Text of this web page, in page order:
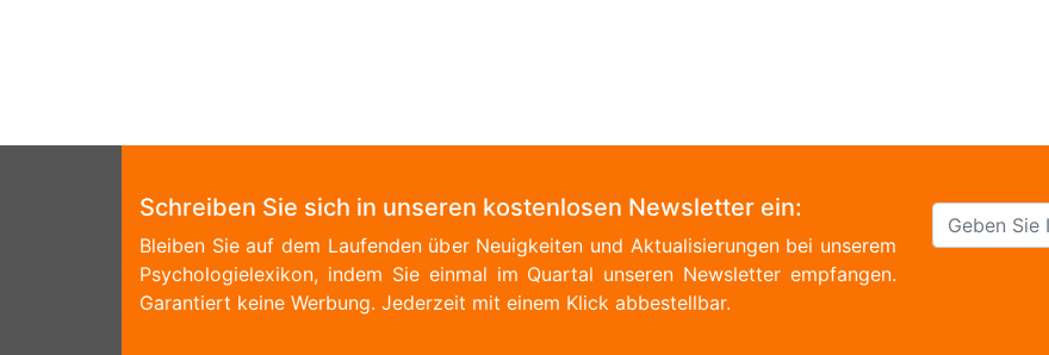
Schreiben Sie sich in unseren kostenlosen Newsletter ein:
Bleiben Sie auf dem Laufenden über Neuigkeiten und Aktualisierungen bei unserem
Psychologielexikon, indem Sie einmal im Quartal unseren Newsletter empfangen.
Garantiert keine Werbung. Jederzeit mit einem Klick abbestellbar.